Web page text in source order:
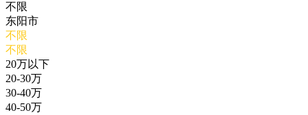
不限
东阳市
不限
不限
20万以下
20-30万
30-40万
40-50万